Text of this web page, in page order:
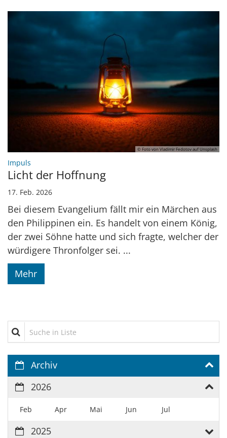
© Foto von Vladimir Fedotov auf Unsplash
Impuls
Licht der Hoffnung
17. Feb. 2026
Bei diesem Evangelium fällt mir ein Märchen aus
den Philippinen ein. Es handelt von einem König,
der zwei Söhne hatte und sich fragte, welcher der
würdigere Thronfolger sei. ...
Mehr
Suche in Liste
Archiv
2026
Feb Apr Mai Jun Jul
2025